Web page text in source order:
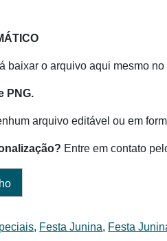
baixar o arquivo aqui mesmo no
PNG.
arquivo editável ou em
Entre em contato
, Festa Junina, Festa